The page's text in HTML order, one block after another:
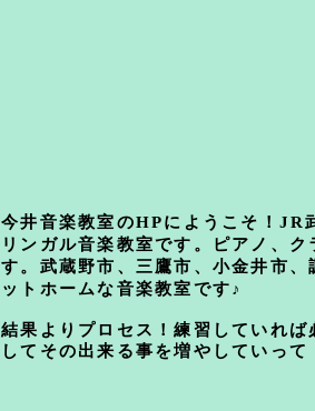
今井音楽教室のHPにようこそ！JR
リンガル音楽教室です。ピアノ、
す。武蔵野市、三鷹市、小金井市
ットホームな音楽教室です♪
結果よりプロセス！練習していれ
してその出来る事を増やしていっ